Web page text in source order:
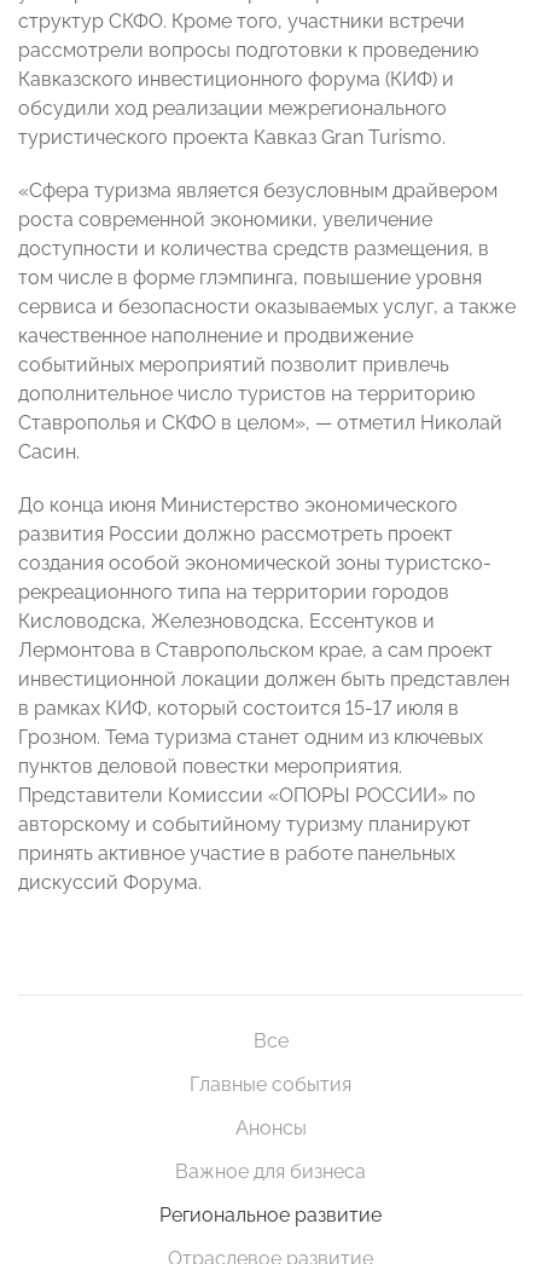
структур СКФО. Кроме того, участники встречи
рассмотрели вопросы подготовки к проведению
Кавказского инвестиционного форума (КИФ) и
обсудили ход реализации межрегионального
туристического проекта Кавказ Gran Turismo.
«Сфера туризма является безусловным драйвером
роста современной экономики, увеличение
доступности и количества средств размещения, в
том числе в форме глэмпинга, повышение уровня
сервиса и безопасности оказываемых услуг, а также
качественное наполнение и продвижение
событийных мероприятий позволит привлечь
дополнительное число туристов на территорию
Ставрополья и СКФО в целом», — отметил Николай
Сасин.
До конца июня Министерство экономического
развития России должно рассмотреть проект
создания особой экономической зоны туристско-
рекреационного типа на территории городов
Кисловодска, Железноводска, Ессентуков и
Лермонтова в Ставропольском крае, а сам проект
инвестиционной локации должен быть представлен
в рамках КИФ, который состоится 15-17 июля в
Грозном. Тема туризма станет одним из ключевых
пунктов деловой повестки мероприятия.
Представители Комиссии «ОПОРЫ РОССИИ» по
авторскому и событийному туризму планируют
принять активное участие в работе панельных
дискуссий Форума.
Все
Главные события
Анонсы
Важное для бизнеса
Региональное развитие
Отраслевое развитие